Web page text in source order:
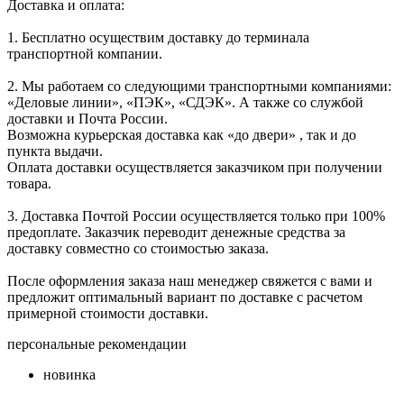
Доставка и оплата:
1. Бесплатно осуществим доставку до терминала
транспортной компании.
2. Мы работаем со следующими транспортными компаниями:
«Деловые линии», «ПЭК», «СДЭК». А также со службой
доставки и Почта России.
Возможна курьерская доставка как «до двери» , так и до
пункта выдачи.
Оплата доставки осуществляется заказчиком при получении
товара.
3. Доставка Почтой России осуществляется только при 100%
предоплате. Заказчик переводит денежные средства за
доставку совместно со стоимостью заказа.
После оформления заказа наш менеджер свяжется с вами и
предложит оптимальный вариант по доставке с расчетом
примерной стоимости доставки.
персональные рекомендации
новинка